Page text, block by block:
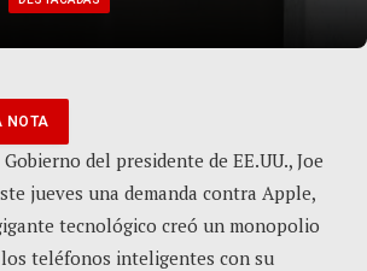
NOTA
del presidente de EE.UU., Joe
jueves una demanda contra Apple,
tecnológico creó un monopolio
teléfonos inteligentes con su